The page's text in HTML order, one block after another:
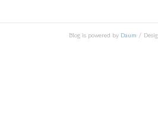
타내려면 기존 코드에서 size를 의미하는 s
Blog is powered by Daum /